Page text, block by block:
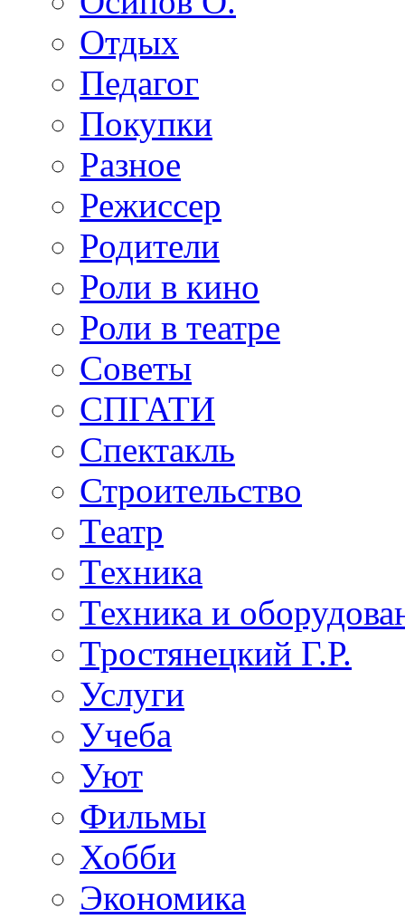
Отдых
Педагог
Покупки
Разное
Режиссер
Родители
Роли в кино
Роли в театре
Советы
СПГАТИ
Спектакль
Строительство
Театр
Техника
Техника и
Тростянецкий Г.Р.
Услуги
Учеба
Уют
Фильмы
Хобби
Экономика